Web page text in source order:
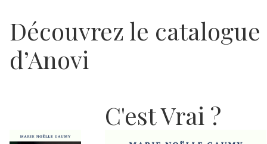
Découvrez le catalogue
d’Anovi
C'est Vrai ?